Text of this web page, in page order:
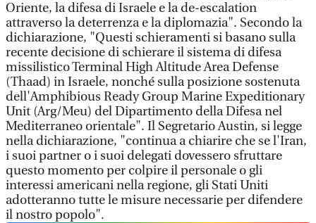
Oriente, la difesa di Israele e la de-escalation
attraverso la deterrenza e la diplomazia". Secondo la
dichiarazione, "Questi schieramenti si basano sulla
recente decisione di schierare il sistema di difesa
missilistico Terminal High Altitude Area Defense
(Thaad) in Israele, nonché sulla posizione sostenuta
dell'Amphibious Ready Group Marine Expeditionary
Unit (Arg/Meu) del Dipartimento della Difesa nel
Mediterraneo orientale". Il Segretario Austin, si legge
nella dichiarazione, "continua a chiarire che se l'Iran,
i suoi partner o i suoi delegati dovessero sfruttare
questo momento per colpire il personale o gli
interessi americani nella regione, gli Stati Uniti
adotteranno tutte le misure necessarie per difendere
il nostro popolo".